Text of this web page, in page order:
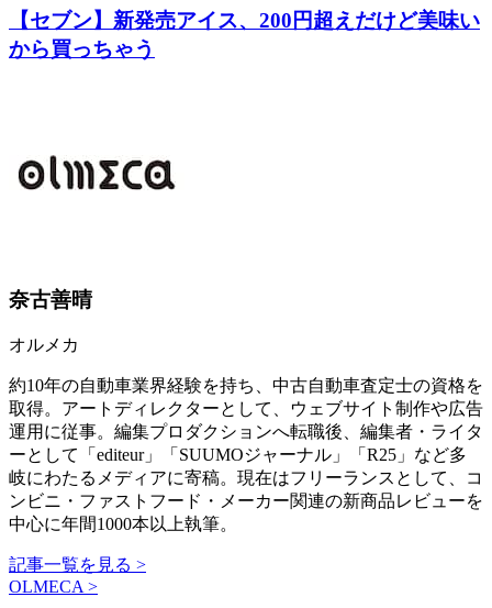
【セブン】新発売アイス、200円超えだけど美味い
から買っちゃう
奈古善晴
オルメカ
約10年の自動車業界経験を持ち、中古自動車査定士の資格を
取得。アートディレクターとして、ウェブサイト制作や広告
運用に従事。編集プロダクションへ転職後、編集者・ライタ
ーとして「editeur」「SUUMOジャーナル」「R25」など多
岐にわたるメディアに寄稿。現在はフリーランスとして、コ
ンビニ・ファストフード・メーカー関連の新商品レビューを
中心に年間1000本以上執筆。
記事一覧を見る >
OLMECA >